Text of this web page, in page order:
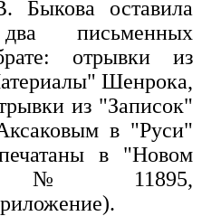
оставила
письменных
отрывки из
Шенрока,
из "Записок"
в "Руси"
в "Новом
№ 11895,